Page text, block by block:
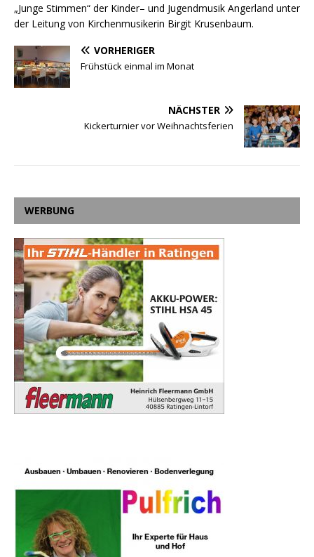
„Junge Stimmen“ der Kinder– und Jugendmusik Angerland unter
der Leitung von Kirchenmusikerin Birgit Krusenbaum.
VORHERIGER
Frühstück einmal im Monat
NÄCHSTER
Kickerturnier vor Weihnachtsferien
WERBUNG